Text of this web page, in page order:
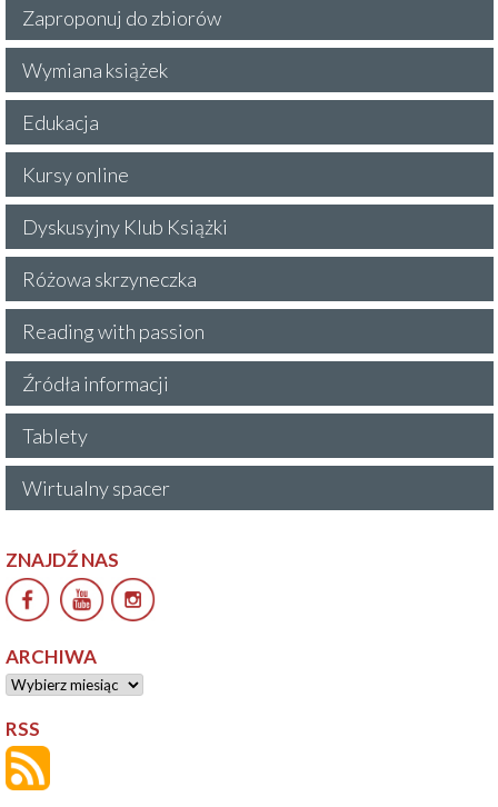
Zaproponuj do zbiorów
Wymiana książek
Edukacja
Kursy online
Dyskusyjny Klub Książki
Różowa skrzyneczka
Reading with passion
Źródła informacji
Tablety
Wirtualny spacer
ZNAJDŹ NAS
ARCHIWA
Archiwa
RSS